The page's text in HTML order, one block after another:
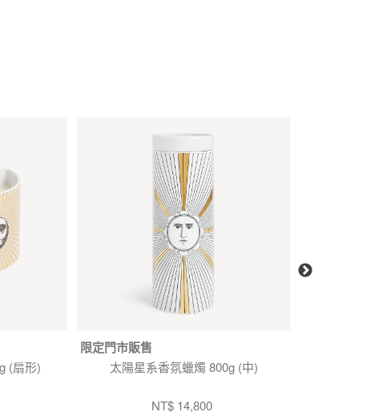
(扇形)
限定門市販售
太陽星系香氛蠟燭 800g (中)
NT$ 14,800